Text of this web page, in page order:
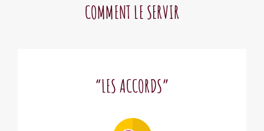
COMMENT LE SERVIR
“LES ACCORDS”